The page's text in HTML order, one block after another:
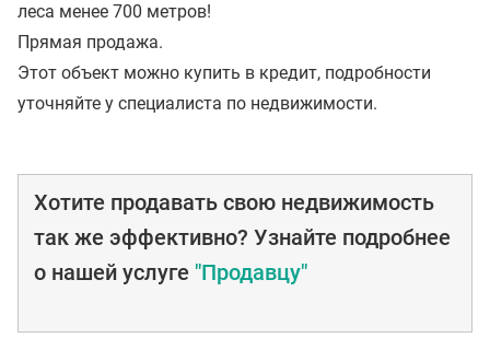
леса менее 700 метров!
Прямая продажа.
Этот объект можно купить в кредит, подробности
уточняйте у специалиста по недвижимости.
Хотите продавать свою недвижимость
так же эффективно? Узнайте подробнее
о нашей услуге "Продавцу"